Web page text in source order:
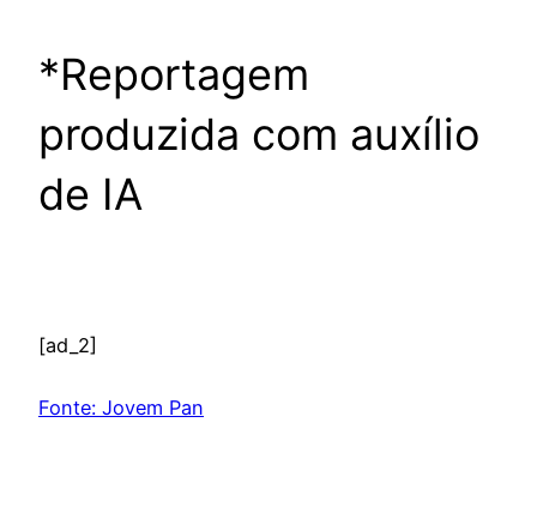
*Reportagem
produzida com auxílio
de IA
[ad_2]
Fonte: Jovem Pan